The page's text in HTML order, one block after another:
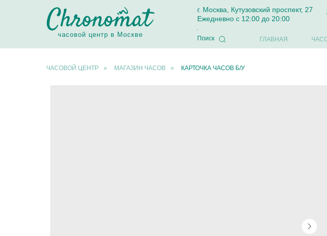
г. Москва, Кутузовский проспект, 27
Ежедневно с 12:00 до 20:00
ГЛАВНАЯ
Поиск
часовой центр в Москве
ЧАСОВОЙ ЦЕНТР » МАГАЗИН ЧАСОВ » КАРТОЧКА ЧАСОВ Б/У